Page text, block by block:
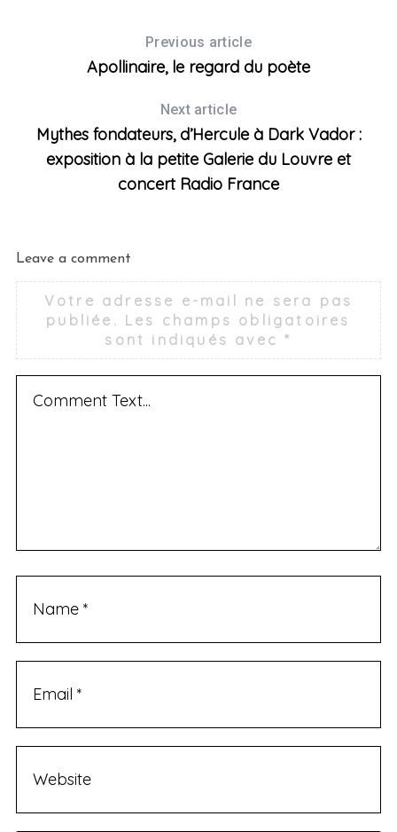
Previous article
Apollinaire, le regard du poète
Next article
Mythes fondateurs, d’Hercule à Dark Vador :
exposition à la petite Galerie du Louvre et
concert Radio France
Leave a comment
Votre adresse e-mail ne sera pas
publiée. Les champs obligatoires
sont indiqués avec*